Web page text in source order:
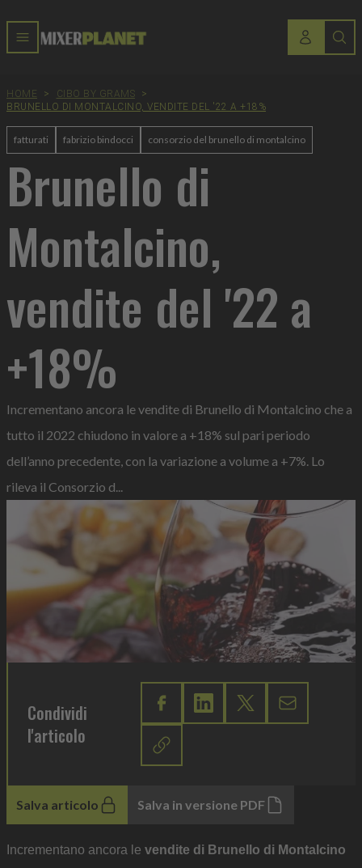
HOME > CIBO BY GRAMS
>
BRUNELLO DI MONTALCINO, VENDITE DEL '22 A +18%
fatturati fabrizio bindocci consorzio del brunello di montalcino
Brunello di
Montalcino,
vendite del '22 a
+18%
Incrementano ancora le vendite di Brunello di Montalcino che a
tutto il 2022 chiudono in valore a +18% sul pari periodo
dell’anno precedente, con la variazione a volume a +7%. Lo
rileva il Consorzio d...
Condividi
l'articolo
Salva articolo Salva in versione PDF
Incrementano ancora le vendite di Brunello di Montalcino